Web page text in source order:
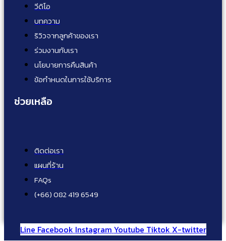
วีดิโอ
บทความ
ริวิวจากลูกค้าของเรา
ร่วมงานกับเรา
นโยบายการคืนสินค้า
ข้อกำหนดในการใช้บริการ
ช่วยเหลือ
ติดต่อเรา
แผนที่ร้าน
FAQs
(+66) 082 419 6549
Line Facebook Instagram Youtube Tiktok X-twitter